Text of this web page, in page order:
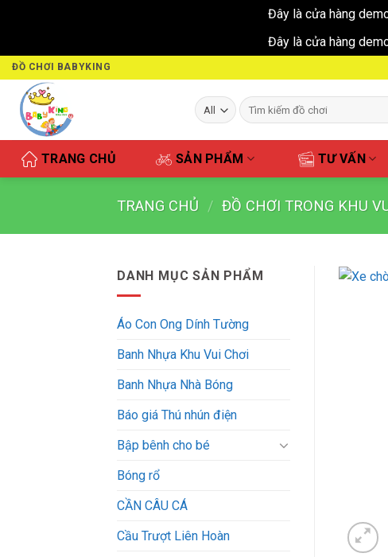
Đây là cửa hàng
Đây là cửa hàng
Skip
to
content
ĐỒ CHƠI BABYKING
Tìm
kiếm:
TRANG CHỦ SẢN PHẨM TƯ VẤN
TRANG CHỦ / ĐỒ CHƠI TRONG KHU
DANH MỤC SẢN PHẨM
Áo Con Ong Dính Tường
Banh Nhựa Khu Vui Chơi
Banh Nhựa Nhà Bóng
Báo giá Thú nhún điện
Bập bênh cho bé
Bóng rổ
CẦN CÂU CÁ
Cầu Trượt Liên Hoàn